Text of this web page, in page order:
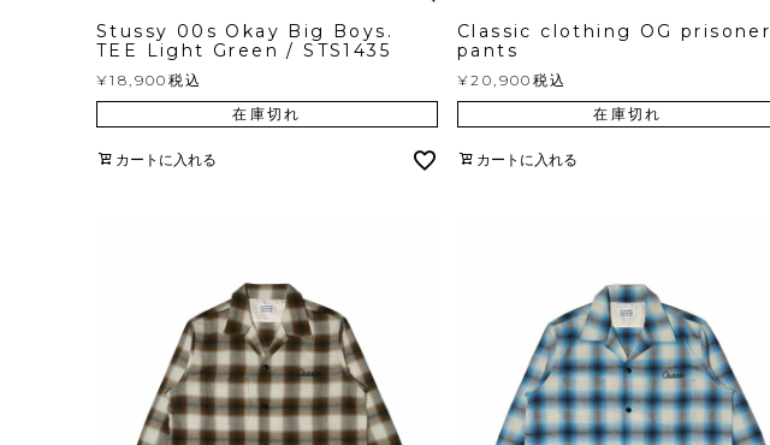
Stussy 00s Okay Big Boys.
TEE Light Green / STS1435
¥18,900 税込
在庫切れ
カートに入れる
Classic clothing OG prisoner
pants
¥20,900 税込
在庫切れ
カートに入れる